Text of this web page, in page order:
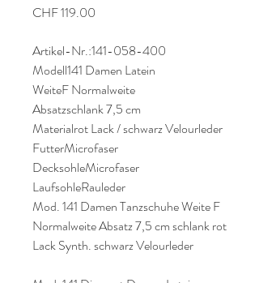
CHF 119.00
Artikel-Nr.:141-058-400
Modell141 Damen Latein
WeiteF Normalweite
Absatzschlank 7,5 cm
Materialrot Lack / schwarz Velourleder
FutterMicrofaser
DecksohleMicrofaser
LaufsohleRauleder
Mod. 141 Damen Tanzschuhe Weite F
Normalweite Absatz 7,5 cm schlank rot
Lack Synth. schwarz Velourleder